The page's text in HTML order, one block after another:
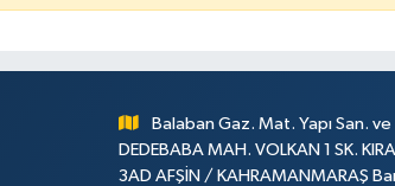
Balaban Gaz. Mat. Yapı San.
DEDEBABA MAH. VOLKAN 1 SK.
3AD AFŞİN / KAHRAMANMARAŞ